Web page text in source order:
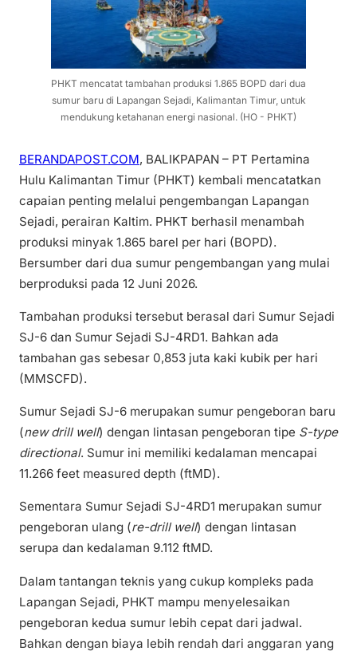
PHKT mencatat tambahan produksi 1.865 BOPD dari dua
sumur baru di Lapangan Sejadi, Kalimantan Timur, untuk
mendukung ketahanan energi nasional. (HO - PHKT)
BERANDAPOST.COM, BALIKPAPAN – PT Pertamina
Hulu Kalimantan Timur (PHKT) kembali mencatatkan
capaian penting melalui pengembangan Lapangan
Sejadi, perairan Kaltim. PHKT berhasil menambah
produksi minyak 1.865 barel per hari (BOPD).
Bersumber dari dua sumur pengembangan yang mulai
berproduksi pada 12 Juni 2026.
Tambahan produksi tersebut berasal dari Sumur Sejadi
SJ-6 dan Sumur Sejadi SJ-4RD1. Bahkan ada
tambahan gas sebesar 0,853 juta kaki kubik per hari
(MMSCFD).
Sumur Sejadi SJ-6 merupakan sumur pengeboran baru
(new drill well) dengan lintasan pengeboran tipe S-type
directional. Sumur ini memiliki kedalaman mencapai
11.266 feet measured depth (ftMD).
Sementara Sumur Sejadi SJ-4RD1 merupakan sumur
pengeboran ulang (re-drill well) dengan lintasan
serupa dan kedalaman 9.112 ftMD.
Dalam tantangan teknis yang cukup kompleks pada
Lapangan Sejadi, PHKT mampu menyelesaikan
pengeboran kedua sumur lebih cepat dari jadwal.
Bahkan dengan biaya lebih rendah dari anggaran yang